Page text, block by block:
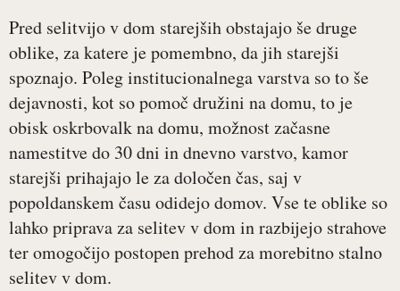
Pred selitvijo v dom starejših obstajajo še druge
oblike, za katere je pomembno, da jih starejši
spoznajo. Poleg institucionalnega varstva so to še
dejavnosti, kot so pomoč družini na domu, to je
obisk oskrbovalk na domu, možnost začasne
namestitve do 30 dni in dnevno varstvo, kamor
starejši prihajajo le za določen čas, saj v
popoldanskem času odidejo domov. Vse te oblike so
lahko priprava za selitev v dom in razbijejo strahove
ter omogočijo postopen prehod za morebitno stalno
selitev v dom.